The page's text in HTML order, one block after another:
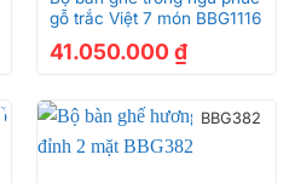
gỗ trắc Việt 7 món BBG1116
41.050.000 ₫
BBG382